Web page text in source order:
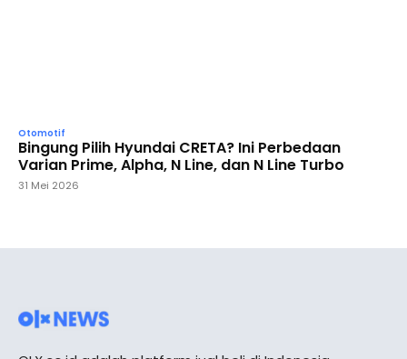
Otomotif
Bingung Pilih Hyundai CRETA? Ini Perbedaan
Varian Prime, Alpha, N Line, dan N Line Turbo
31 Mei 2026